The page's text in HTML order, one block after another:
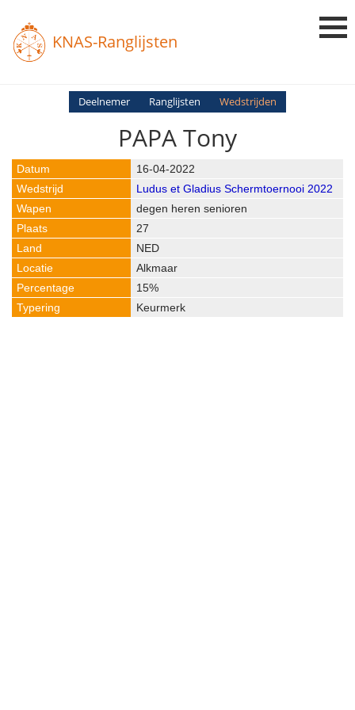
KNAS-Ranglijsten
Login
Uitleg en Vragen
Deelnemer Ranglijsten Wedstrijden
PAPA Tony
16-04-2022
Ludus et Gladius Schermtoernooi 2022
degen heren senioren
27
NED
Alkmaar
15%
Keurmerk